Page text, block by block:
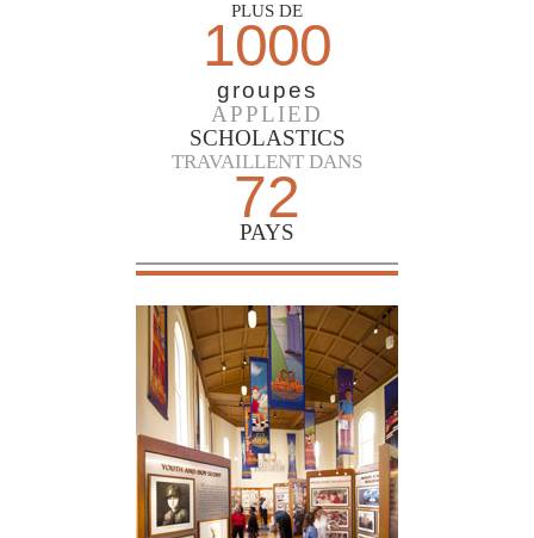
PLUS DE
1000
groupes
APPLIED
SCHOLASTICS
TRAVAILLENT DANS
72
PAYS